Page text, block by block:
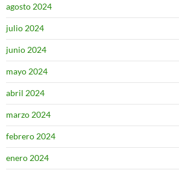
agosto 2024
julio 2024
junio 2024
mayo 2024
abril 2024
marzo 2024
febrero 2024
enero 2024